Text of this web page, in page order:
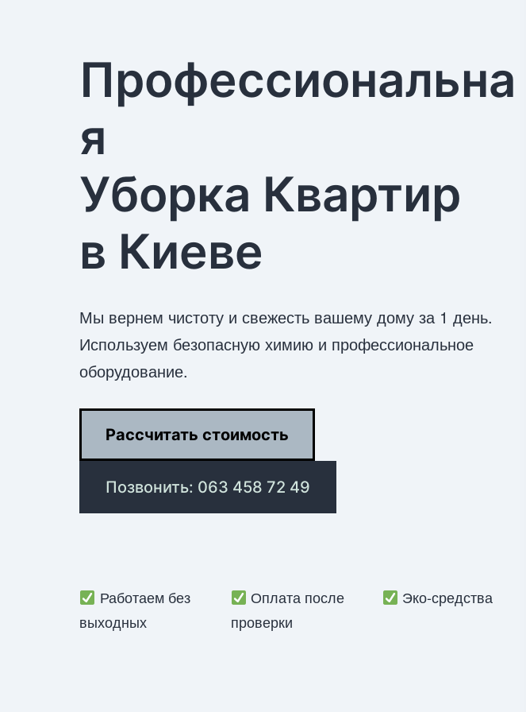
Профессиональна
я
Уборка Квартир
в Киеве
Мы вернем чистоту и свежесть вашему дому за 1 день.
Используем безопасную химию и профессиональное
оборудование.
Рассчитать стоимость
Позвонить: 063 458 72 49
Работаем без
выходных
Оплата после
проверки
Эко-средства